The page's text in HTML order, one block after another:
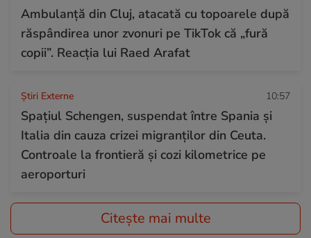
Ambulanță din Cluj, atacată cu topoarele după
răspândirea unor zvonuri pe TikTok că „fură
copii”. Reacția lui Raed Arafat
Știri Externe 10:57
Spațiul Schengen, suspendat între Spania și
Italia din cauza crizei migranților din Ceuta.
Controale la frontieră și cozi kilometrice pe
aeroporturi
Citește mai multe